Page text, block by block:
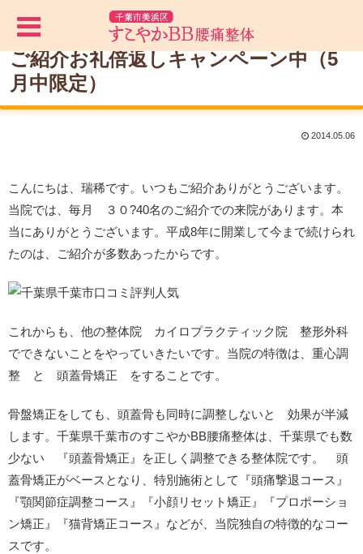
ご紹介お礼倍返しキャンペーン中（5
月中限定）
2014.05.06
こんにちは、瑞稀です。いつもご紹介ありがとうございます。
当院では、毎月 ３０?40名のご紹介での来院があります。本
当にありがとうございます。平成8年に開業して今まで続けられ
たのは、ご紹介が多数あったからです。
これからも、他の整体院 カイロプラクティック院 整形外科
でできないことをやっていきたいです。当院の特徴は、重心調
整 と 頭蓋骨矯正 をすることです。
骨盤矯正をしても、頭蓋骨も同時に調整しないと 効果が半減
します。千葉県千葉市のすこやかBB腰痛整体は、千葉県でも数
少ない 『頭蓋骨矯正』を正しく調整できる整体院です。 頭
蓋骨矯正がベースとなり、特別施術として『頭痛撃退コース』
『顎関節症調整コース』『小顔リセット矯正』『プロポーショ
ン矯正』『猫背矯正コース』などが、当院独自の特徴的なコー
スです。